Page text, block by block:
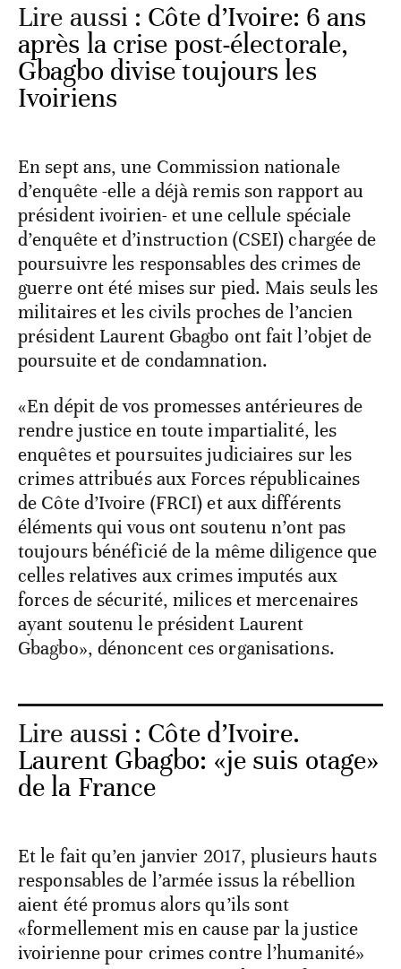
Lire aussi : Côte d’Ivoire: 6 ans
après la crise post-électorale,
Gbagbo divise toujours les
Ivoiriens
En sept ans, une Commission nationale
d’enquête -elle a déjà remis son rapport au
président ivoirien- et une cellule spéciale
d’enquête et d’instruction (CSEI) chargée de
poursuivre les responsables des crimes de
guerre ont été mises sur pied. Mais seuls les
militaires et les civils proches de l’ancien
président Laurent Gbagbo ont fait l’objet de
poursuite et de condamnation.
«En dépit de vos promesses antérieures de
rendre justice en toute impartialité, les
enquêtes et poursuites judiciaires sur les
crimes attribués aux Forces républicaines
de Côte d’Ivoire (FRCI) et aux différents
éléments qui vous ont soutenu n’ont pas
toujours bénéficié de la même diligence que
celles relatives aux crimes imputés aux
forces de sécurité, milices et mercenaires
ayant soutenu le président Laurent
Gbagbo», dénoncent ces organisations.
Lire aussi : Côte d’Ivoire.
Laurent Gbagbo: «je suis otage»
de la France
Et le fait qu’en janvier 2017, plusieurs hauts
responsables de l’armée issus la rébellion
aient été promus alors qu’ils sont
«formellement mis en cause par la justice
ivoirienne pour crimes contre l’humanité»